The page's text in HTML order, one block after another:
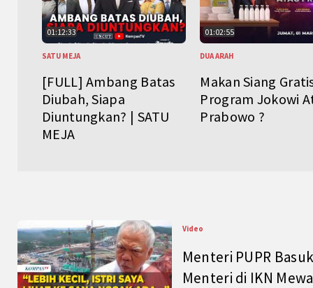
01:12:33
SATU MEJA
[FULL] Ambang Batas
Diubah, Siapa
Diuntungkan? | SATU
MEJA
01:02:55
DUA ARAH
Makan Siang
Program Jokowi
Prabowo ?
Video
Menteri PUPR
Menteri di IKN